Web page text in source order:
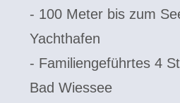
- 100 Meter bis zum
Yachthafen
- Familiengeführtes 4
Bad Wiessee